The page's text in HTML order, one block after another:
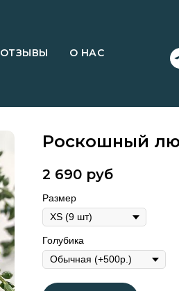
ОТЗЫВЫ О НАС
Роскошный
2 690 руб
Размер
Голубика